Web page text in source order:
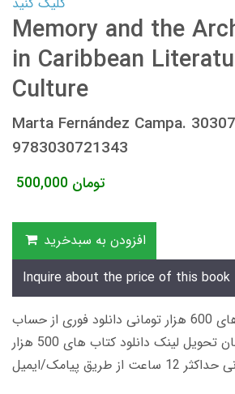
Memory and the
in Caribbean
Culture
Marta Fernández Campa.
9783030721343
500,000 تومان
افزودن به سبدخرید
Inquire about the price of this book
زمان تحویل کتاب های 600 هزار تومانی دانلود فوری از حساب
کاربری می باشد، و زمان تحویل لینک دانلود کتاب های 500 هزار
ساعت از طریق پیامک/ایمیل